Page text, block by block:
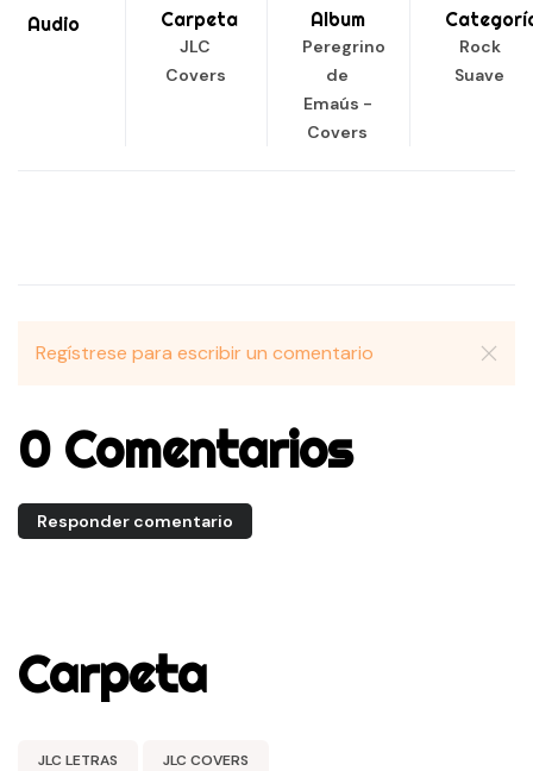
Audio Carpeta
JLC
Covers
Album
Peregrino
de
Emaús -
Covers
Rock
Suave
Regístrese para escribir un comentario
0 Comentarios
Responder comentario
Carpeta
JLC LETRAS JLC COVERS